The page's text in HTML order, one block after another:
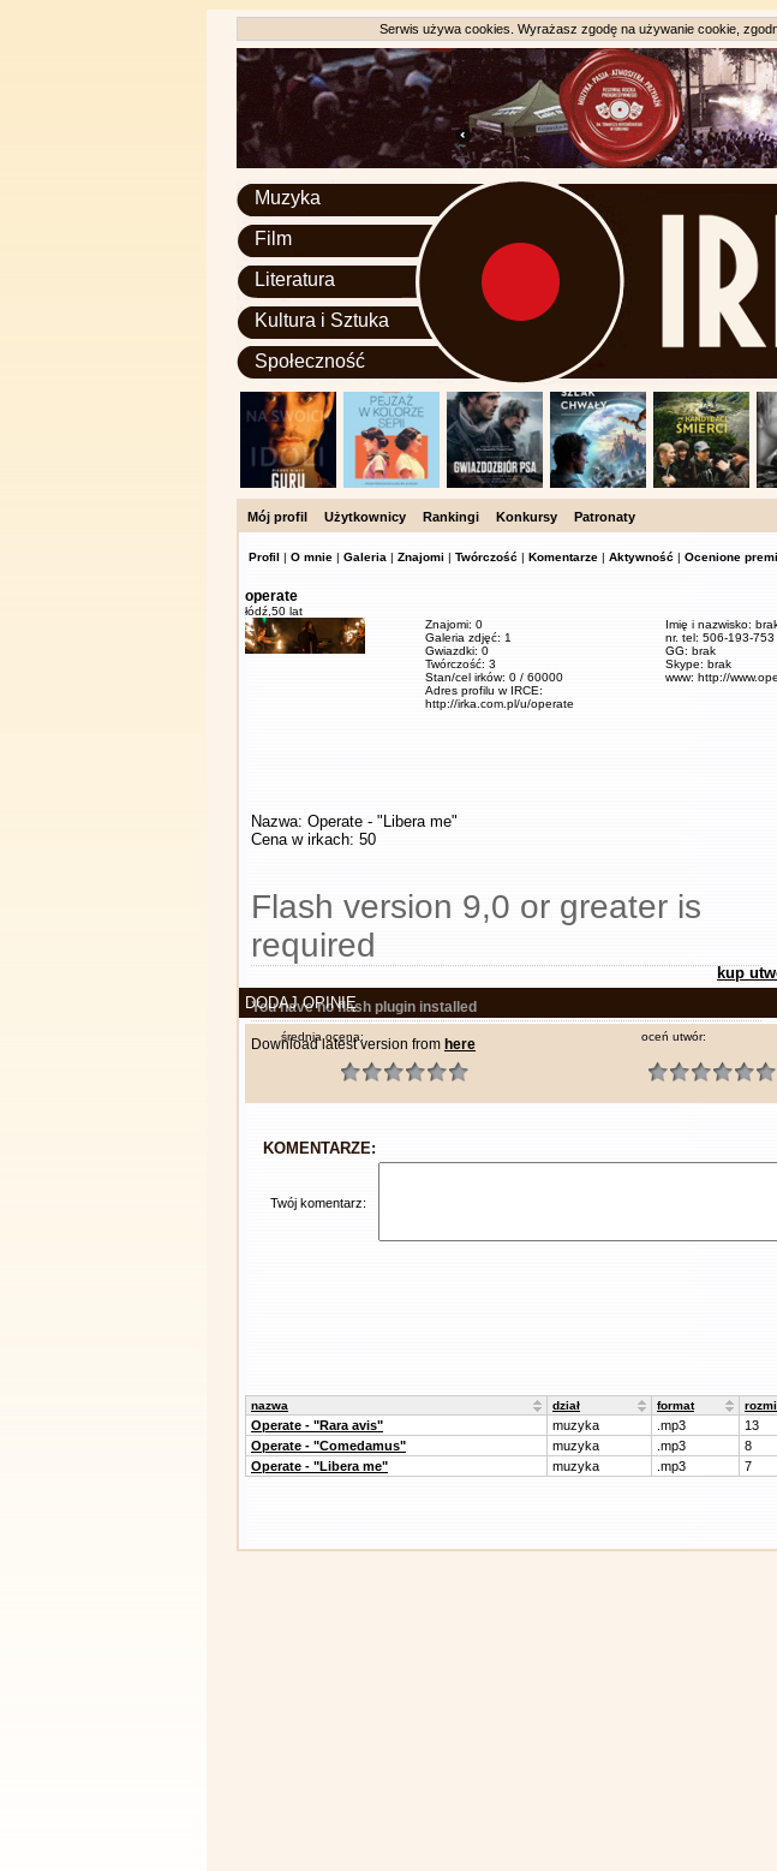
Serwis używa cookies. Wyrażasz zgodę na używanie cookie,
Muzyka
Film
Literatura
Kultura i Sztuka
Społeczność
Mój profil Użytkownicy Rankingi Konkursy Patronaty
Profil | O mnie | Galeria | Znajomi | Twórczość | Komentarze | Aktywność | Ocenione
operate
łódź, 50 lat
Znajomi: 0
Galeria zdjęć: 1
Gwiazdki: 0
Twórczość: 3
Stan/cel irków: 0 / 60000
Adres profilu w IRCE:
http://irka.com.pl/u/operate
Imię i nazwisko:
nr. tel: 506-193-753
GG: brak
Skype: brak
www: http://
Nazwa: Operate - "Libera me"
Cena w irkach: 50
Flash version 9,0 or greater is
required
You have no flash plugin installed
Download latest version from here
kup
DODAJ OPINIĘ
średnia ocena: oceń utwór:
KOMENTARZE:
Twój komentarz:
nazwa dział format
Operate - "Rara avis" muzyka .mp3 13
Operate - "Comedamus"
muzyka .mp3 8
Operate - "Libera me"
muzyka .mp3 7